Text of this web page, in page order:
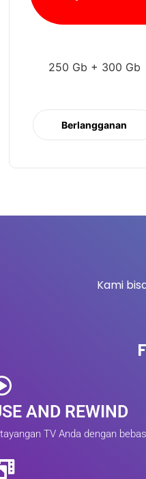
250 Gb + 300 Gb
Berlangganan
Kami
AND REWIND
TV Anda dengan